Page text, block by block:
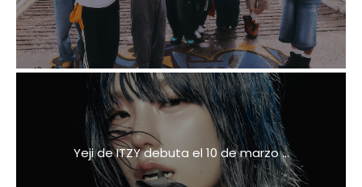
Yeji de ITZY debuta el 10 de marzo ...